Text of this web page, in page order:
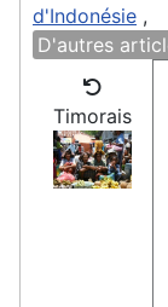
d'Indonésie ,
D'autres
Timorais